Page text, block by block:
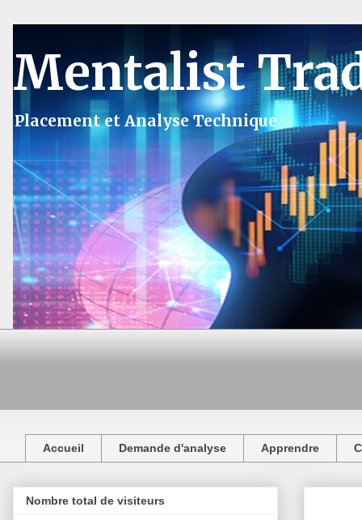
Mentalist
Placement et Analyse Technique
Accueil Demande d'analyse Apprendre
Nombre total de visiteurs